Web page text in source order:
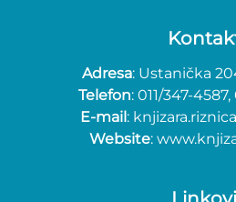
Adresa: Ustanička
Telefon: 011/347-
E-mail:
Website: